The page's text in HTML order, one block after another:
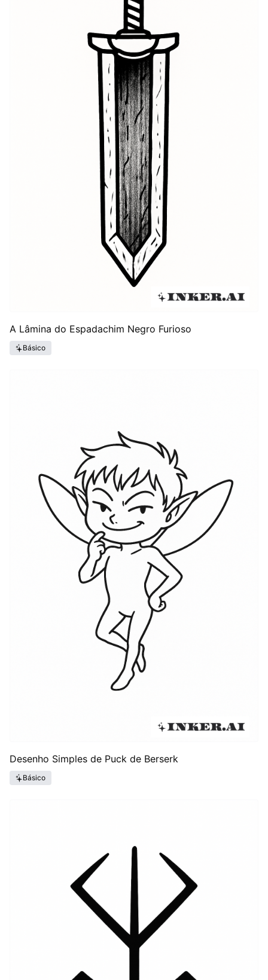
A Lâmina do Espadachim Negro Furioso
Básico
Desenho Simples de Puck de Berserk
Básico